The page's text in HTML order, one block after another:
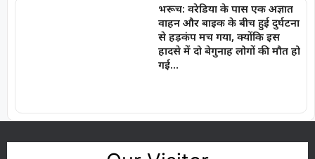
भरूच: वरेडिया के पास एक अज्ञात
वाहन और बाइक के बीच हुई दुर्घटना
से हड़कंप मच गया, क्योंकि इस
हादसे में दो बेगुनाह लोगों की मौत हो
गई…